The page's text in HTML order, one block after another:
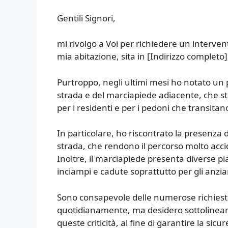
Gentili Signori,
mi rivolgo a Voi per richiedere un
mia abitazione, sita in [Indirizzo
Purtroppo, negli ultimi mesi ho notato
strada e del marciapiede adiacente, che
per i residenti e per i pedoni che
In particolare, ho riscontrato la presenza
strada, che rendono il percorso molto
Inoltre, il marciapiede presenta diverse
inciampi e cadute soprattutto per gli
Sono consapevole delle numerose
quotidianamente, ma desidero
queste criticità, al fine di garantire la